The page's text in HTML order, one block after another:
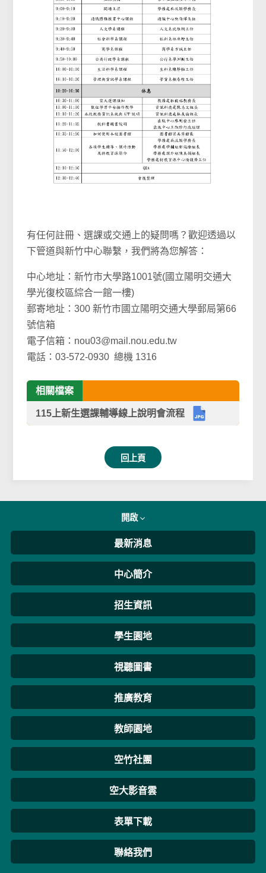
有任何註冊、選課或交通上的疑問嗎？歡迎透過以
下管道與新竹中心聯繫，我們將為您解答：
中心地址：新竹市大學路1001號(國立陽明交通大
學光復校區綜合一館一樓)
郵寄地址：300 新竹市國立陽明交通大學郵局第66
號信箱
電子信箱：nou03@mail.nou.edu.tw
電話：03-572-0930 總機 1316
相關檔案
115上新生選課輔導線上說明會流程
回上頁
開啟
最新消息
中心簡介
招生資訊
學生園地
視聽圖書
推廣教育
教師園地
空竹社團
空大影音雲
表單下載
聯絡我們